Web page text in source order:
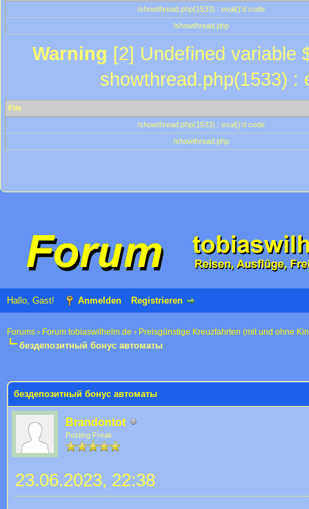
/showthread.php(1533) : eval()'d code
/showthread.php
Warning [2] Undefined variable
showthread.php(1533) :
File
/showthread.php(1533) : eval()'d code
/showthread.php
Hallo, Gast! Anmelden Registrieren
Forums › Forum tobiaswilhelm.de › Preisgünstige Kreuzfahrten (mit und ohne
бездепозитный бонус автоматы
бездепозитный бонус автоматы
Brandontot
Posting Freak
23.06.2023, 22:38